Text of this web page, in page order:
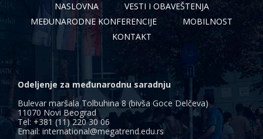
NASLOVNA
VESTI I OBAVEŠTENJA
MEĐUNARODNE KONFERENCIJE
MOBILNOST
KONTAKT
Odeljenje za međunarodnu saradnju
Bulevar maršala Tolbuhina 8 (bivša Goce Delčeva)
11070 Novi Beograd
Tel: +381 (11) 220 30 06
Email: international@megatrend.edu.rs